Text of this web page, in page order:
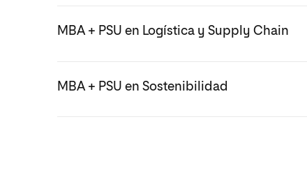
MBA + PSU en Logística y Supply Chain
MBA + PSU en Sostenibilidad